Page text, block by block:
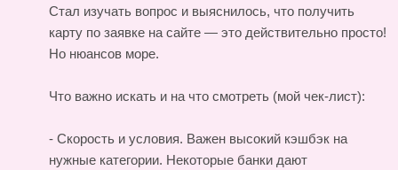
Стал изучать вопрос и выяснилось, что получить
карту по заявке на сайте — это действительно просто!
Но нюансов море.
Что важно искать и на что смотреть (мой чек-лист):
- Скорость и условия. Важен высокий кэшбэк на
нужные категории. Некоторые банки дают